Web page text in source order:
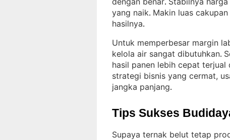
.
yang naik. Makin luas
hasilnya.
Untuk memperbesar margin
kelola air sangat dibutuhkan.
hasil panen lebih cepat terjual
strategi bisnis yang cermat,
jangka panjang.
Tips Sukses
Supaya ternak belut tetap